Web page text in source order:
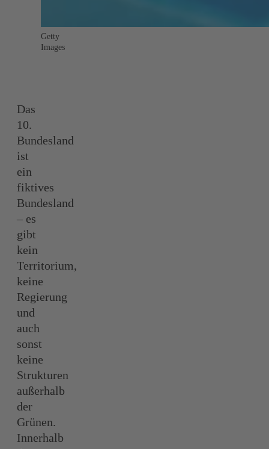
Getty
Images
Das
10.
Bundesland
ist
ein
fiktives
Bundesland
– es
gibt
kein
Territorium,
keine
Regierung
und
auch
sonst
keine
Strukturen
außerhalb
der
Grünen.
Innerhalb